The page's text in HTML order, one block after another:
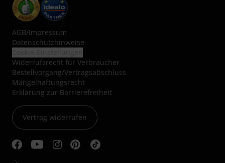
AGB/Impressum
Datenschutzhinweise
Widerrufsrecht für Verbraucher
Bestellvorgang/Vertragsabschluss
Mängelhaftungsrecht
Erklärung zur Barrierefreiheit
Vertrag widerrufen